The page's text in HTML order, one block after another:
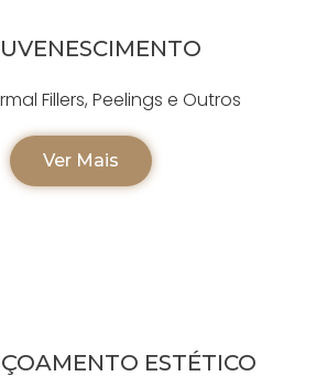
Fillers, Peelings e Outros
Ver Mais
ESTÉTICO